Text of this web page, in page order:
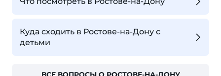
Куда сходить в Ростове-на-Дону с
детьми